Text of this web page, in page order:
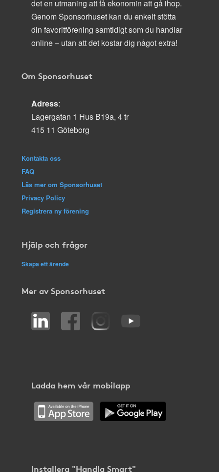
det en utmaning att få ekonomin att gå ihop.
Genom Sponsorhuset kan du enkelt stötta
din favoritförening samtidigt som du handlar
online – utan att det kostar dig något extra!
Om Sponsorhuset
Adress:
Lagergatan 1 Hus B19a, 4 tr
415 11 Göteborg
Kontakta oss
FAQ
Läs mer om Sponsorhuset
Privacy Policy
Registrera ny förening
Hjälp och frågor
Skapa ett ärende
Mer av Sponsorhuset
Ladda hem vår mobilapp
Installera "Handla Smart"